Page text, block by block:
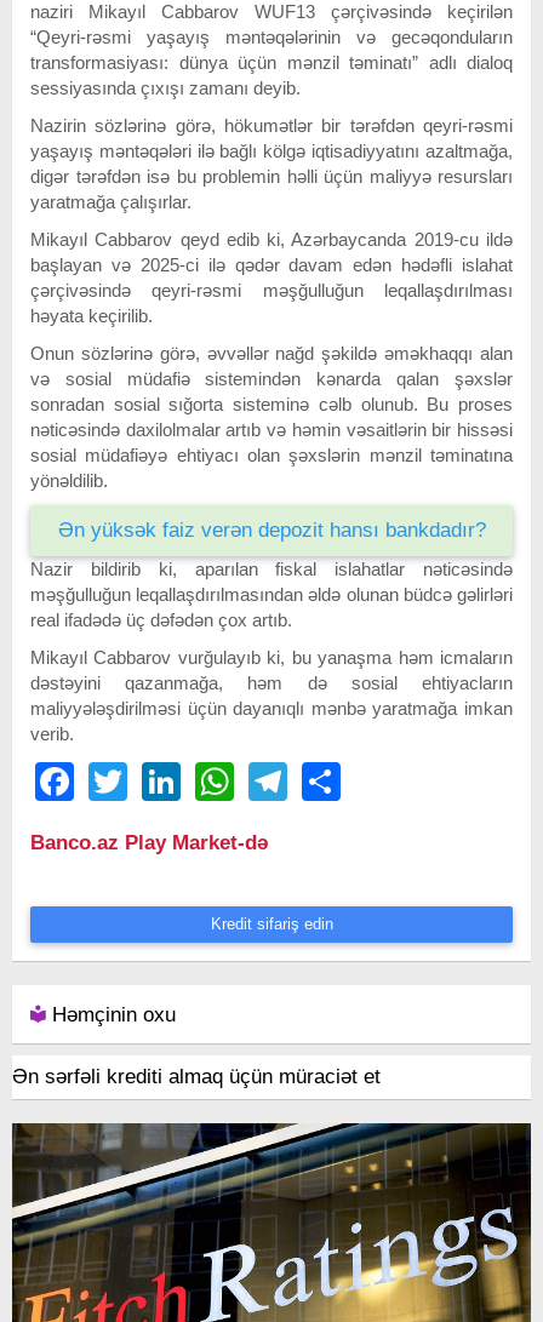
naziri Mikayıl Cabbarov WUF13 çərçivəsində keçirilən
“Qeyri-rəsmi yaşayış məntəqələrinin və gecəqonduların
transformasiyası: dünya üçün mənzil təminatı” adlı dialoq
sessiyasında çıxışı zamanı deyib.
Nazirin sözlərinə görə, hökumətlər bir tərəfdən qeyri-rəsmi
yaşayış məntəqələri ilə bağlı kölgə iqtisadiyyatını azaltmağa,
digər tərəfdən isə bu problemin həlli üçün maliyyə resursları
yaratmağa çalışırlar.
Mikayıl Cabbarov qeyd edib ki, Azərbaycanda 2019-cu ildə
başlayan və 2025-ci ilə qədər davam edən hədəfli islahat
çərçivəsində qeyri-rəsmi məşğulluğun leqallaşdırılması
həyata keçirilib.
Onun sözlərinə görə, əvvəllər nağd şəkildə əməkhaqqı alan
və sosial müdafiə sistemindən kənarda qalan şəxslər
sonradan sosial sığorta sisteminə cəlb olunub. Bu proses
nəticəsində daxilolmalar artıb və həmin vəsaitlərin bir hissəsi
sosial müdafiəyə ehtiyacı olan şəxslərin mənzil təminatına
yönəldilib.
Ən yüksək faiz verən depozit hansı bankdadır?
Nazir bildirib ki, aparılan fiskal islahatlar nəticəsində
məşğulluğun leqallaşdırılmasından əldə olunan büdcə gəlirləri
real ifadədə üç dəfədən çox artıb.
Mikayıl Cabbarov vurğulayıb ki, bu yanaşma həm icmaların
dəstəyini qazanmağa, həm də sosial ehtiyacların
maliyyələşdirilməsi üçün dayanıqlı mənbə yaratmağa imkan
verib.
FacebookTwitter LinkedIn WhatsAppTelegram
Banco.az Play Market-də
Kredit sifariş edin
Həmçinin oxu
Ən sərfəli krediti almaq üçün müraciət et